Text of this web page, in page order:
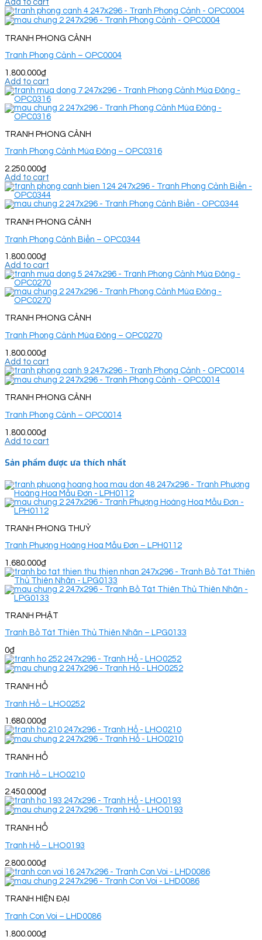
Add to cart
TRANH PHONG CẢNH
Tranh Phong Cảnh – OPC0004
1.800.000₫
Add to cart
TRANH PHONG CẢNH
Tranh Phong Cảnh Mùa Đông – OPC0316
2.250.000₫
Add to cart
TRANH PHONG CẢNH
Tranh Phong Cảnh Biển – OPC0344
1.800.000₫
Add to cart
TRANH PHONG CẢNH
Tranh Phong Cảnh Mùa Đông – OPC0270
1.800.000₫
Add to cart
TRANH PHONG CẢNH
Tranh Phong Cảnh – OPC0014
1.800.000₫
Add to cart
Sản phẩm được ưa thích nhất
TRANH PHONG THUỶ
Tranh Phượng Hoàng Hoa Mẫu Đơn – LPH0112
1.680.000₫
TRANH PHẬT
Tranh Bồ Tát Thiên Thủ Thiên Nhãn – LPG0133
0₫
TRANH HỔ
Tranh Hổ – LHO0252
1.680.000₫
TRANH HỔ
Tranh Hổ – LHO0210
2.450.000₫
TRANH HỔ
Tranh Hổ – LHO0193
2.800.000₫
TRANH HIỆN ĐẠI
Tranh Con Voi – LHD0086
1.800.000₫